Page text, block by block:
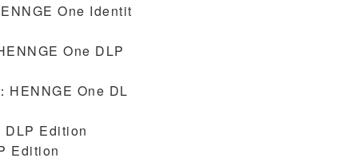
One Identit
One DLP
HENNGE One DL
DLP Edition
Edition